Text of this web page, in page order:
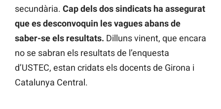
secundària. Cap dels dos sindicats ha assegurat
que es desconvoquin les vagues abans de
saber-se els resultats. Dilluns vinent, que encara
no se sabran els resultats de l’enquesta
d’USTEC, estan cridats els docents de Girona i
Catalunya Central.